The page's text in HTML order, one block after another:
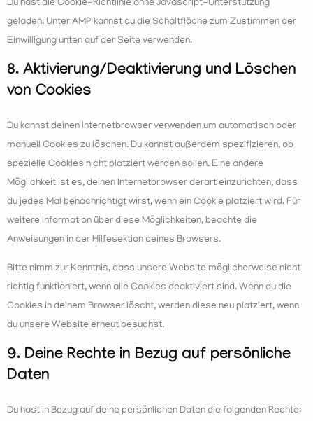
Du hast die Cookie-Richtlinie ohne Javascript-Unterstützung
geladen. Unter AMP kannst du die Schaltfläche zum Zustimmen der
Einwilligung unten auf der Seite verwenden.
8. Aktivierung/Deaktivierung und Löschen
von Cookies
Du kannst deinen Internetbrowser verwenden um automatisch oder
manuell Cookies zu löschen. Du kannst außerdem spezifizieren, ob
spezielle Cookies nicht platziert werden sollen. Eine andere
Möglichkeit ist es, deinen Internetbrowser derart einzurichten, dass
du jedes Mal benachrichtigt wirst, wenn ein Cookie platziert wird. Für
weitere Information über diese Möglichkeiten, beachte die
Anweisungen in der Hilfesektion deines Browsers.
Bitte nimm zur Kenntnis, dass unsere Website möglicherweise nicht
richtig funktioniert, wenn alle Cookies deaktiviert sind. Wenn du die
Cookies in deinem Browser löscht, werden diese neu platziert, wenn
du unsere Website erneut besuchst.
9. Deine Rechte in Bezug auf persönliche
Daten
Du hast in Bezug auf deine persönlichen Daten die folgenden Rechte: